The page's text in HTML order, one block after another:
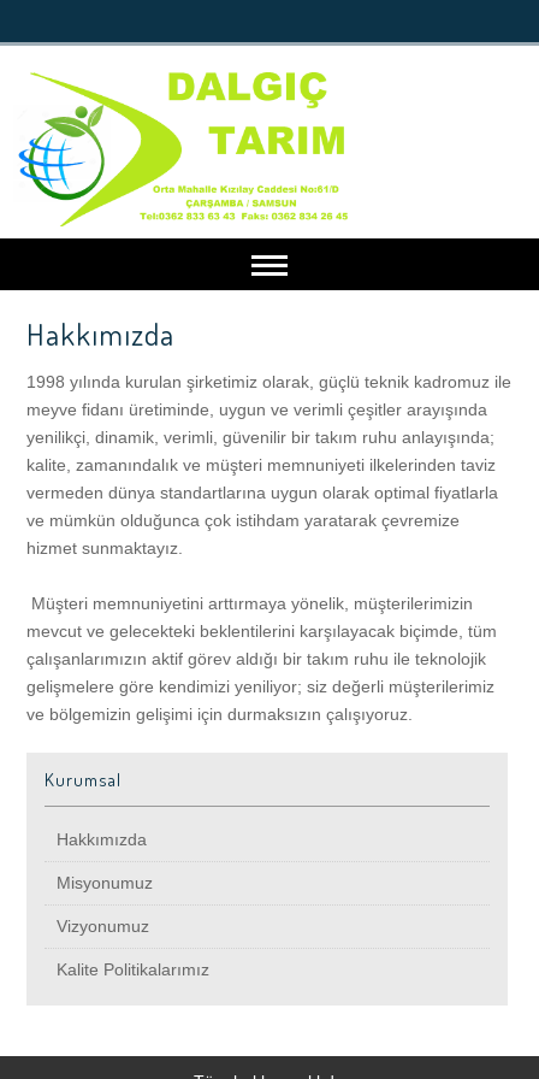
Anasayfa
Kurumsal
Hakkımızda
Misyonumuz
Vizyonumuz
Kalite Politikalarımız
Faydalı Bilgiler
Fide Dikim Tavsiyeleri
Sebze Gübreleme Tavsiyeleri
Fungal ve Bakteriyel Hastalıklardan Bazıları
Sebzelerde Virüs
Neden AŞILI Fide ?
Ürünler
Sebze ve Yem Bitki Tohumları
Sebze Fidesi / Meyve Fidanı
Organik ve Kimyasal İlaçlar Gübreler
damla sulama malzemeleri
Bayiliklerimiz
Resim Galerisi
İletişim
Hakkımızda
1998 yılında kurulan şirketimiz olarak, güçlü teknik kadromuz ile
meyve fidanı üretiminde, uygun ve verimli çeşitler arayışında
yenilikçi, dinamik, verimli, güvenilir bir takım ruhu anlayışında;
kalite, zamanındalık ve müşteri memnuniyeti ilkelerinden taviz
vermeden dünya standartlarına uygun olarak optimal fiyatlarla
ve mümkün olduğunca çok istihdam yaratarak çevremize
hizmet sunmaktayız.
Müşteri memnuniyetini arttırmaya yönelik, müşterilerimizin
mevcut ve gelecekteki beklentilerini karşılayacak biçimde, tüm
çalışanlarımızın aktif görev aldığı bir takım ruhu ile teknolojik
gelişmelere göre kendimizi yeniliyor; siz değerli müşterilerimiz
ve bölgemizin gelişimi için durmaksızın çalışıyoruz.
Kurumsal
Hakkımızda
Misyonumuz
Vizyonumuz
Kalite Politikalarımız